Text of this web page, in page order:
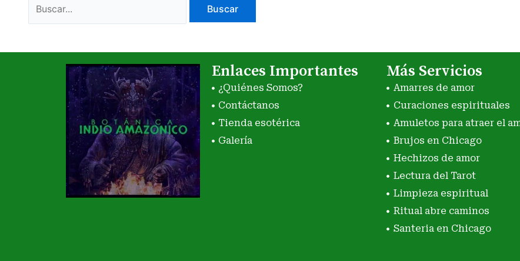
Enlaces Importantes
¿Quiénes Somos?
Contáctanos
Tienda esotérica
Galería
Más Servicios
Amarres de amor
Curaciones espirituales
Amuletos para atraer el
Brujos en Chicago
Hechizos de amor
Lectura del Tarot
Limpieza espiritual
Ritual abre caminos
Santeria en Chicago